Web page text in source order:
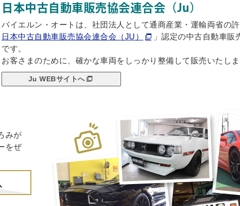
日本中古自動車販売協会連合会（Ju）
バイエルン・オートは、社団法人として通商産業・運輸両省の
日本中古自動車販売協会連合会（JU）
」認定の中古自動車
です。
お客さまのために、確かな車両をしっかり整備して販売いたし
Ju WEBサイトへ
みが
をぜ